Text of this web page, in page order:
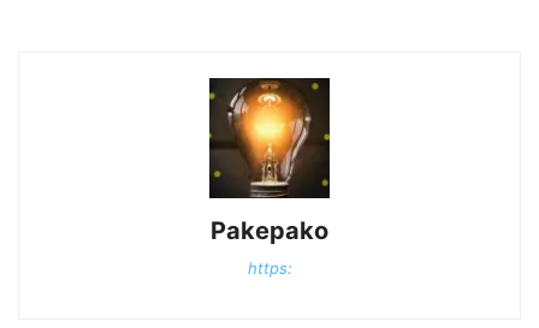
Pakepako
https: